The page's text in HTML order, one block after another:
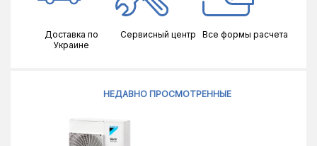
Доставка по
Украине
Сервисный центр Все формы расчета
НЕДАВНО ПРОСМОТРЕННЫЕ